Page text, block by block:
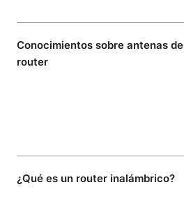
Conocimientos sobre antenas de
router
¿Qué es un router inalámbrico?